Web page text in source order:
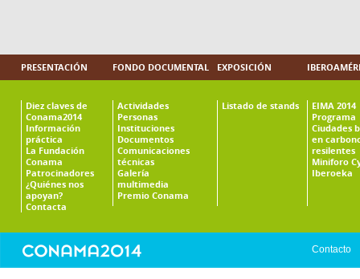
PRESENTACIÓN
Diez claves de
Conama2014
Información
práctica
La Fundación
Conama
Patrocinadores
¿Quiénes nos
apoyan?
Contacta
FONDO DOCUMENTAL
Actividades
Personas
Instituciones
Documentos
Comunicaciones
técnicas
Galería
multimedia
Premio Conama
EXPOSICIÓN
Listado de stands
EIMA 2014
Programa
Ciudades
en
resilentes
Miniforo
Iberoeka
Contacto